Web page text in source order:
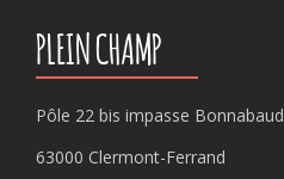
PLEIN CHAMP
Pôle 22 bis impasse Bonnabaud
63000 Clermont-Ferrand